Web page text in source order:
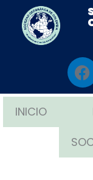
contenido
F
a
c
o
o
INICIO